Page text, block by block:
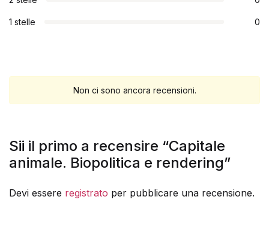
1 stelle 0
Non ci sono ancora recensioni.
Sii il primo a recensire “Capitale
animale. Biopolitica e rendering”
Devi essere registrato per pubblicare una recensione.